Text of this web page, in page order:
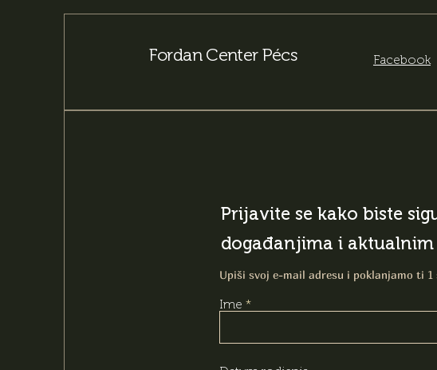
Fordan Center Pécs Facebook
Prijavite se kako biste
događanjima i
Upiši svoj e-mail adresu i poklanjamo ti
Ime